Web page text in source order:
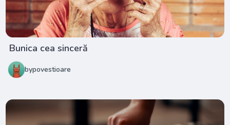
Bunica cea sinceră
bypovestioare